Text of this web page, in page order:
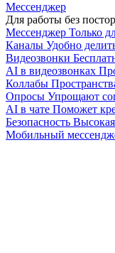
Мессенджер
Для работы без
Мессенджер Только
Каналы Удобно
Видеозвонки
AI в видеозвонках
Коллабы
Опросы Упрощают
AI в чате Поможет
Безопасность
Мобильный